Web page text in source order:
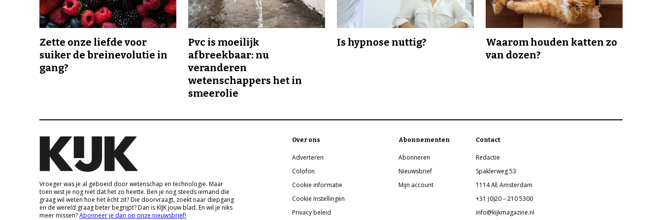
Zette onze liefde voor
suiker de breinevolutie in
gang?
Pvc is moeilijk
afbreekbaar: nu
veranderen
wetenschappers het in
smeerolie
Is hypnose nuttig?
Waarom houden katten zo
van dozen?
Vroeger was je al geboeid door wetenschap en technologie. Maar
toen wist je nog niet dat het zo heette. Ben je nog steeds iemand die
graag wil weten hoe het écht zit? Die doorvraagt, zoekt naar diepgang
en de wereld graag beter begrijpt? Dan is KIJK jouw blad. En wil je niks
meer missen?Abonneer je dan op onze nieuwsbrief!
Over ons
Adverteren
Colofon
Cookie informatie
Cookie Instellingen
Privacy beleid
Abonnementen
Abonneren
Nieuwsbrief
Mijn account
Contact
Redactie
Spaklerweg 53
1114 AE Amsterdam
+31 (0)20 – 210 5300
info@kijkmagazine.nl